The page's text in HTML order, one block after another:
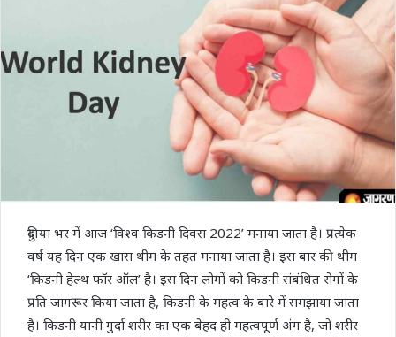
दुनिया भर में आज ‘विश्व किडनी दिवस 2022’ मनाया जाता है। प्रत्येक
वर्ष यह दिन एक खास थीम के तहत मनाया जाता है। इस बार की थीम
‘किडनी हेल्थ फॉर ऑल’ है। इस दिन लोगों को किडनी संबंधित रोगों के
प्रति जागरूर किया जाता है, किडनी के महत्व के बारे में समझाया जाता
है। किडनी यानी गुर्दा शरीर का एक बेहद ही महत्वपूर्ण अंग है, जो शरीर